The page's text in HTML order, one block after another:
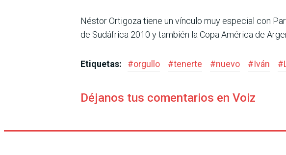
Néstor Ortigoza tiene un vín­culo muy especial con
de Sudáfrica 2010 y también la Copa Amé­rica de
Etiquetas: #orgullo #tenerte #nuevo #Iván #
Déjanos tus comentarios en Voiz